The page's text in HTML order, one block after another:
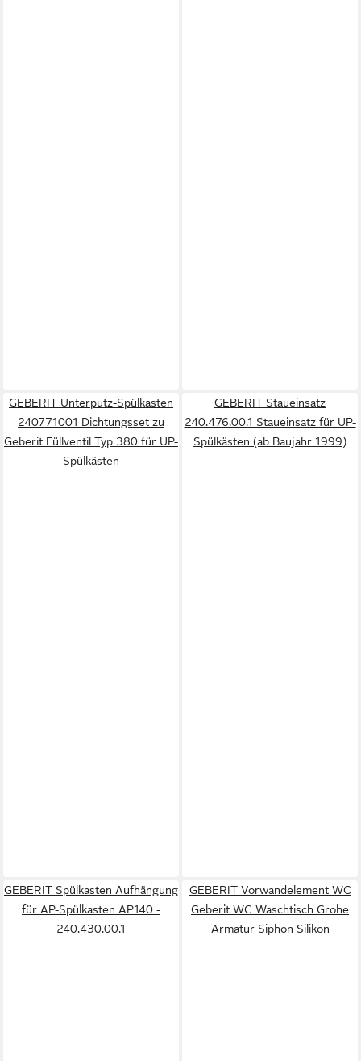
GEBERIT Unterputz-Spülkasten
240771001 Dichtungsset zu
Geberit Füllventil Typ 380 für UP-
Spülkästen
GEBERIT Staueinsatz
240.476.00.1 Staueinsatz für UP-
Spülkästen (ab Baujahr 1999)
GEBERIT Spülkasten Aufhängung
für AP-Spülkasten AP140 -
240.430.00.1
GEBERIT Vorwandelement WC
Geberit WC Waschtisch Grohe
Armatur Siphon Silikon